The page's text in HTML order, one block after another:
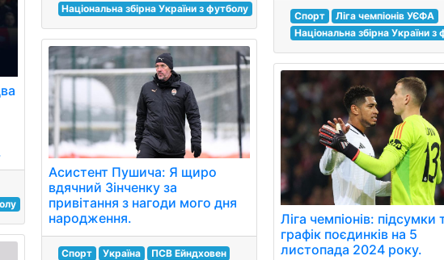
Національна збірна України з футболу
Асистент Пушича: Я щиро
вдячний Зінченку за
привітання з нагоди мого дня
народження.
Спорт Україна ПСВ Ейндховен
Спорт
Ліга чемпіонів УЄФА
Національна збірна України з
Ліга чемпіонів: підсумки
графік поєдинків на 5
листопада 2024 року.